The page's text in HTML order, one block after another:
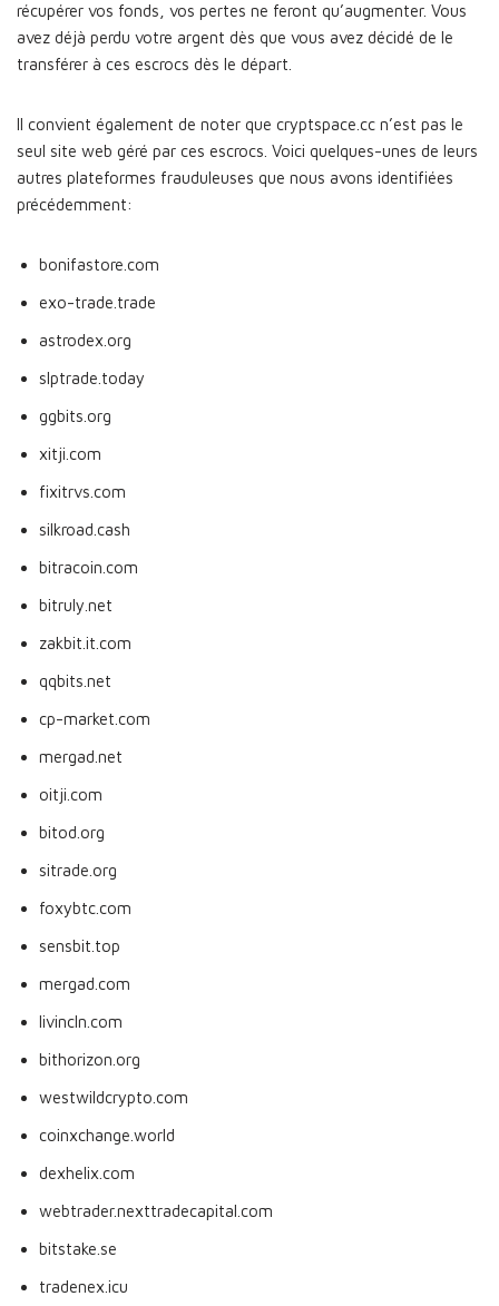
récupérer vos fonds, vos pertes ne feront qu’augmenter. Vous
avez déjà perdu votre argent dès que vous avez décidé de le
transférer à ces escrocs dès le départ.
Il convient également de noter que cryptspace.cc n’est pas le
seul site web géré par ces escrocs. Voici quelques-unes de leurs
autres plateformes frauduleuses que nous avons identifiées
précédemment:
bonifastore.com
exo-trade.trade
astrodex.org
slptrade.today
ggbits.org
xitji.com
fixitrvs.com
silkroad.cash
bitracoin.com
bitruly.net
zakbit.it.com
qqbits.net
cp-market.com
mergad.net
oitji.com
bitod.org
sitrade.org
foxybtc.com
sensbit.top
mergad.com
livincln.com
bithorizon.org
westwildcrypto.com
coinxchange.world
dexhelix.com
webtrader.nexttradecapital.com
bitstake.se
tradenex.icu